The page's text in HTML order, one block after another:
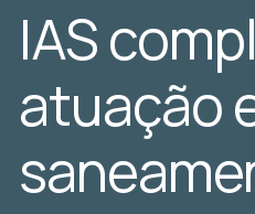
IAS
atuação